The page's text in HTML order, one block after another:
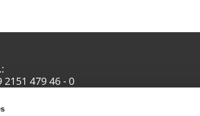
2151 479 46 - 0
in-krefeld.de